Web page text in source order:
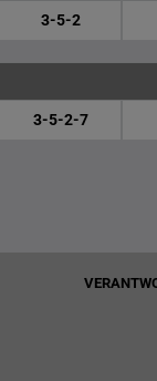
3-5-2
3-5-2-7